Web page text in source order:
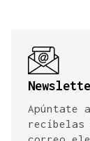
Apúntate
recíbelas